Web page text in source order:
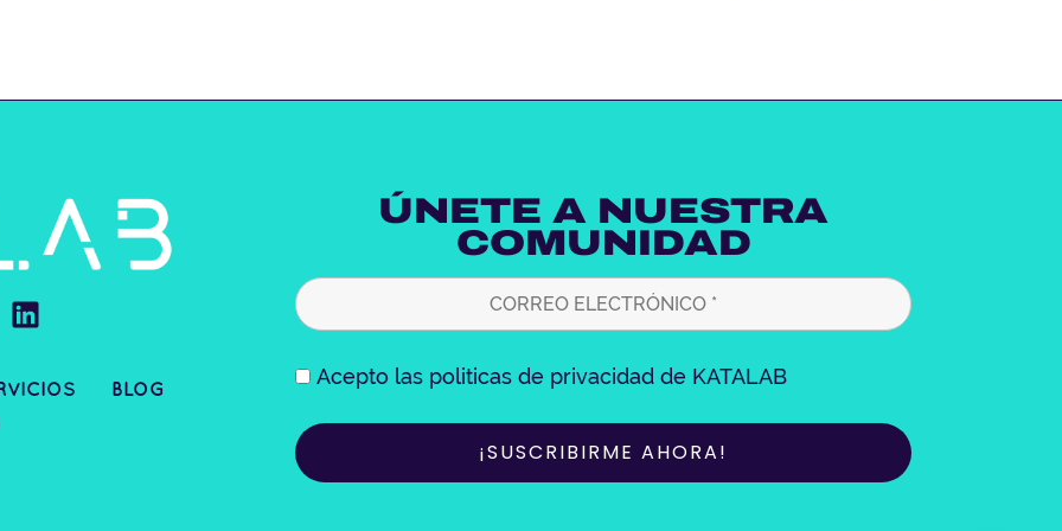
L
i
k
BLOG
ÚNETE A NUESTRA
COMUNIDAD
Acepto las politicas de privacidad de KATALAB